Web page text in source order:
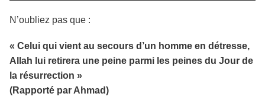
N’oubliez pas que :
« Celui qui vient au secours d’un homme en détresse,
Allah lui retirera une peine parmi les peines du Jour de
la résurrection »
(Rapporté par Ahmad)